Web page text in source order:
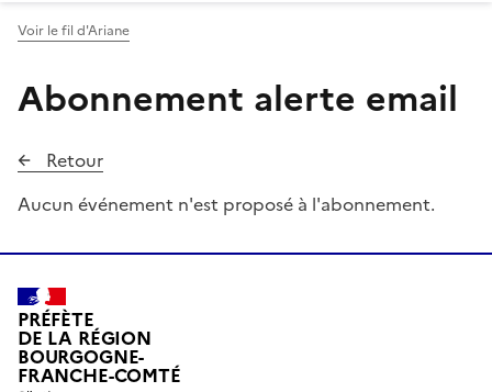
Voir le fil d'Ariane
Abonnement alerte email
Retour
Aucun événement n'est proposé à l'abonnement.
PRÉFÈTE
DE LA RÉGION
BOURGOGNE-
FRANCHE-COMTÉ